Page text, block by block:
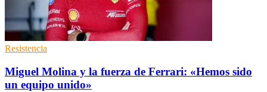
Resistencia
Miguel Molina y la fuerza de Ferrari: «Hemos sido
un equipo unido»